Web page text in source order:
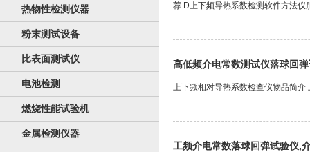
热物性检测仪器
粉末测试设备
比表面测试仪
电池检测
燃烧性能试验机
金属检测仪器
荐 D上下频导热系数检测软件方法
高低频介电常数测试仪落球回
上下频相对导热系数检查仪物品简
工频介电常数落球回弹试验仪,